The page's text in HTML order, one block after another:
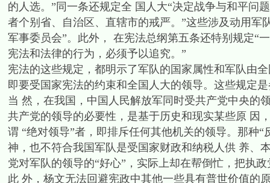
的人选。”同一条还规定全 国人大“决定战争与和平问
者个别省、自治区、直辖市的戒严。”这些涉及动用
军事委员会”。此外， 在宪法总纲第五条还特别规定“
宪法和法律的行为，必须予以追究。”
宪法的这些规定，都明示了军队的国家属性和军队由
即要受国家宪法的约束和全国人大的领导。这些规定
当 然，在我国，中国人民解放军同时受共产党中央的
共产党的领导的必要性，是基于历史和现实某些原 因
谓 “绝对领导”者，即排斥任何其他机关的领导。那种
神，也不符合我国军队是受国家财政和纳税人供 养、
党对军队的领导的“好心”，实际上却在帮倒忙，把执
此 外，杨文无法回避宪政中其他一些具有普世价值的